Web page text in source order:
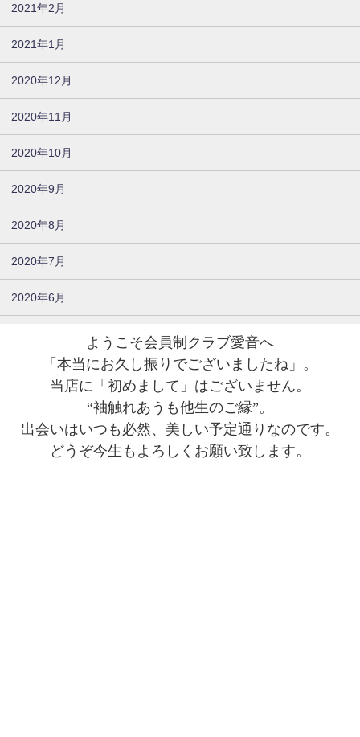
2021年2月
2021年1月
2020年12月
2020年11月
2020年10月
2020年9月
2020年8月
2020年7月
2020年6月
ようこそ会員制クラブ愛音へ
「本当にお久し振りでございましたね」。
当店に「初めまして」はございません。
“袖触れあうも他生のご縁”。
出会いはいつも必然、美しい予定通りなのです。
どうぞ今生もよろしくお願い致します。